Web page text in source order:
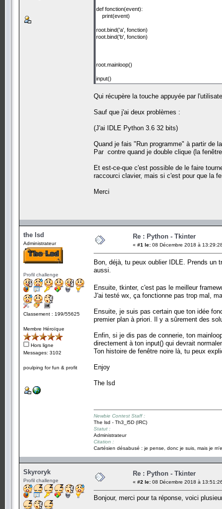
def fonction(event):
print(event)
root.bind('a', fonction)
root.bind('b', fonction)
root.mainloop()
input()
Qui récupère la touche appuyée par
Sauf que j'ai deux problèmes :
(J'ai IDLE Python 3.6 32 bits)
Quand je fais "Run programme" à partir de
Par contre quand je double clique (la
Et est-ce-que c'est possible de le faire
raccourci clavier, mais si c'est pour que la
Merci
the lsd
Administrateur
Profil challenge
Classement : 199/55625
Membre Héroïque
Hors ligne
Messages: 3102
poulping for fun & profit
Re : Python - Tkinter
« #1 le: 08 Décembre 2018 à
Bon, déjà, tu peux oublier IDLE. Prends un
aussi.
Ensuite, tkinter, c'est pas le meilleur
J'ai testé wx, ça fonctionne pas trop mal,
Ensuite, je suis pas certain que ton idée
premier plan à priori. Il y a sûrement des
Enfin, si je dis pas de connerie, ton
directement à ton input() qui devrait
Ton histoire de fenêtre noire là, tu peux
Enjoy
The lsd
Newbie Contest Staff :
The lsd - Th3_l5D (IRC)
Statut :
Administrateur
Citation :
Cartésien désabusé : je pense, donc je suis, mais je
Skyroryk
Profil challenge
Re : Python - Tkinter
« #2 le: 08 Décembre 2018 à
Bonjour, merci pour ta réponse, voici